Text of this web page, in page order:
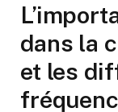
dans la
et les